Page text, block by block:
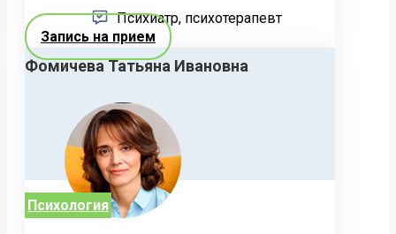
Психиатр, психотерапевт
Запись на прием
Фомичева Татьяна Ивановна
Психология